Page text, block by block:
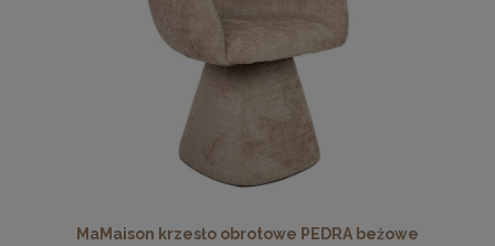
MaMaison krzesło obrotowe PEDRA beżowe